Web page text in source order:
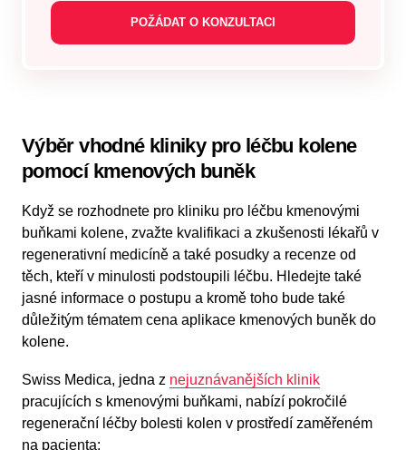
Výběr vhodné kliniky pro léčbu kolene
pomocí kmenových buněk
Když se rozhodnete pro kliniku pro léčbu kmenovými
buňkami kolene, zvažte kvalifikaci a zkušenosti lékařů v
regenerativní medicíně a také posudky a recenze od
těch, kteří v minulosti podstoupili léčbu. Hledejte také
jasné informace o postupu a kromě toho bude také
důležitým tématem cena aplikace kmenových buněk do
kolene.
Swiss Medica, jedna z nejuznávanějších klinik
pracujících s kmenovými buňkami, nabízí pokročilé
regenerační léčby bolesti kolen v prostředí zaměřeném
na pacienta: